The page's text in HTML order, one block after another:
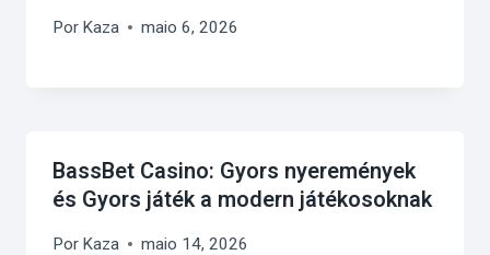
Por Kaza maio 6, 2026
BassBet Casino: Gyors nyeremények
és Gyors játék a modern játékosoknak
Por Kaza maio 14, 2026